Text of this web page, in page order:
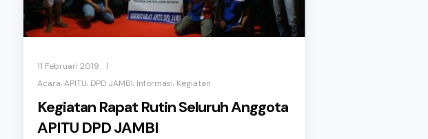
11 Februari 2019
|
Acara,APITU, DPD JAMBI, Informasi, Kegiatan
Kegiatan Rapat Rutin Seluruh Anggota
APITU DPD JAMBI